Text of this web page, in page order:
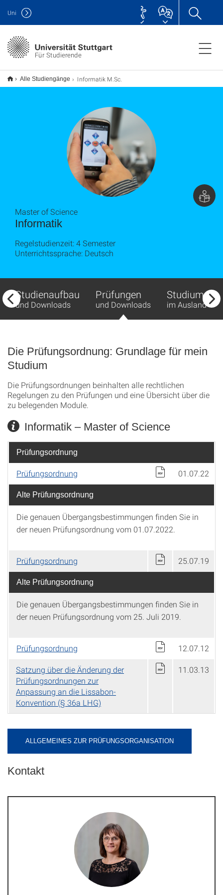
Für Studierende
Uni
Alle Studiengänge Informatik M.Sc.
Informatik
Master of Science
Regelstudienzeit: 4 Semester
Unterrichtssprache: Deutsch
Studienaufbau
und Downloads
Prüfungen
und Downloads
Studium
im Ausland
Die Prüfungsordnung: Grundlage für mein
Studium
Die Prüfungsordnungen beinhalten alle rechtlichen
Regelungen zu den Prüfungen und eine Übersicht über die
zu belegenden Module.
Informatik – Master of Science
Prüfungsordnung
Prüfungsordnung 01.07.22
Alte Prüfungsordnung
Die genauen Übergangsbestimmungen finden Sie in
der neuen Prüfungsordnung vom 01.07.2022.
Prüfungsordnung 25.07.19
Alte Prüfungsordnung
Die genauen Übergangsbestimmungen finden Sie in
der neuen Prüfungsordnung vom 25. Juli 2019.
Prüfungsordnung 12.07.12
Satzung über die Änderung der
Prüfungsordnungen zur
Anpassung an die Lissabon-
Konvention (§ 36a LHG)
11.03.13
ALLGEMEINES ZUR PRÜFUNGSORGANISATION
Kontakt